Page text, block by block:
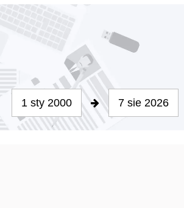
1 sty 2000 7 sie 2026